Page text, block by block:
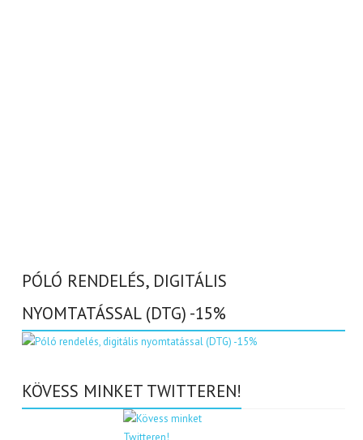
PÓLÓ RENDELÉS, DIGITÁLIS
NYOMTATÁSSAL (DTG) -15%
KÖVESS MINKET TWITTEREN!